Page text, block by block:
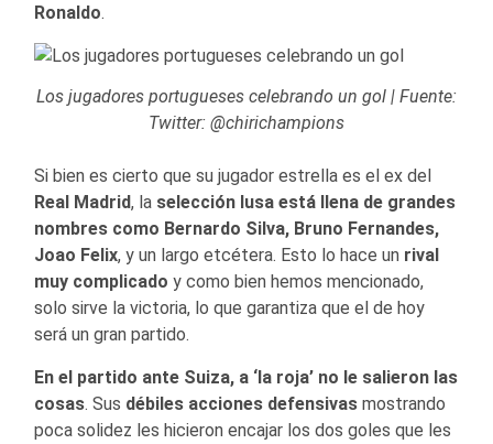
Ronaldo.
Los jugadores portugueses celebrando un gol | Fuente:
Twitter: @chirichampions
Si bien es cierto que su jugador estrella es el ex del
Real Madrid, la selección lusa está llena de grandes
nombres como Bernardo Silva, Bruno Fernandes,
Joao Felix, y un largo etcétera. Esto lo hace un rival
muy complicado y como bien hemos mencionado,
solo sirve la victoria, lo que garantiza que el de hoy
será un gran partido.
En el partido ante Suiza, a ‘la roja’ no le salieron las
cosas. Sus débiles acciones defensivas mostrando
poca solidez les hicieron encajar los dos goles que les